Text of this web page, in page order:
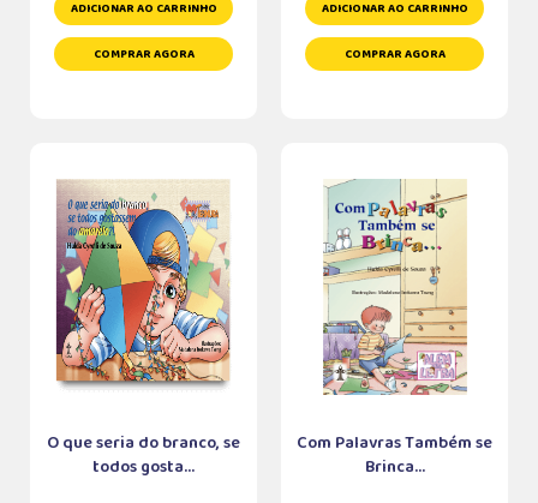
ADICIONAR AO CARRINHO
COMPRAR AGORA
ADICIONAR AO CARRINHO
COMPRAR AGORA
O que seria do branco, se
todos gosta...
Com Palavras Também se
Brinca...